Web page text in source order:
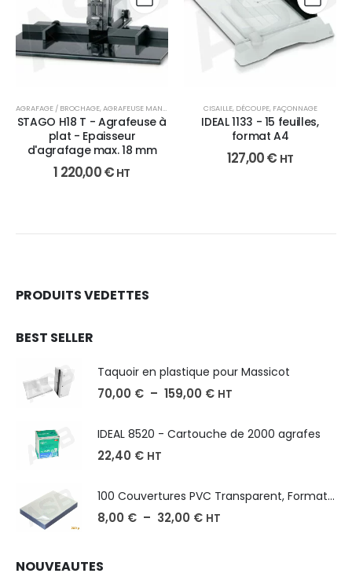
AGRAFAGE / BROCHAGE,AGRAFEUSE MANUELLE FAÇONNAGE
STAGO H18 T - Agrafeuse à
plat - Epaisseur
d'agrafage max. 18 mm
1 220,00€ HT
CISAILLE, DÉCOUPE, FAÇONNAGE
IDEAL 1133 - 15 feuilles,
format A4
127,00€ HT
PRODUITS VEDETTES
BEST SELLER
Taquoir en plastique pour Massicot
70,00 € – 159,00 € HT
IDEAL 8520 - Cartouche de 2000 agrafes
22,40 € HT
100 Couvertures PVC Transparent, Format A3-A4-A5
8,00 € – 32,00 € HT
NOUVEAUTES